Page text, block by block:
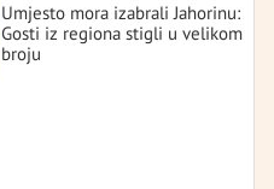
Umjesto mora izabrali Jahorinu:
Gosti iz regiona stigli u velikom
broju